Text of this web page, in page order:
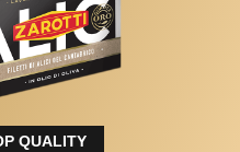
QUALITY